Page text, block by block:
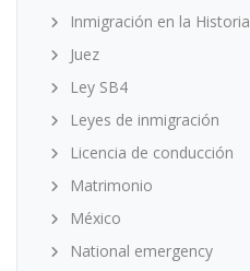
Inmigración en la Historia
Juez
Ley SB4
Leyes de inmigración
Licencia de conducción
Matrimonio
México
National emergency